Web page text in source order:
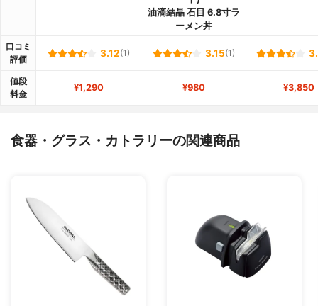
油滴結晶 石目 6.8寸ラ
ーメン丼
口コミ
評価
3.12(1) 3.15(1)
値段
料金
¥1,290 ¥980 ¥3,850
食器・グラス・カトラリーの関連商品